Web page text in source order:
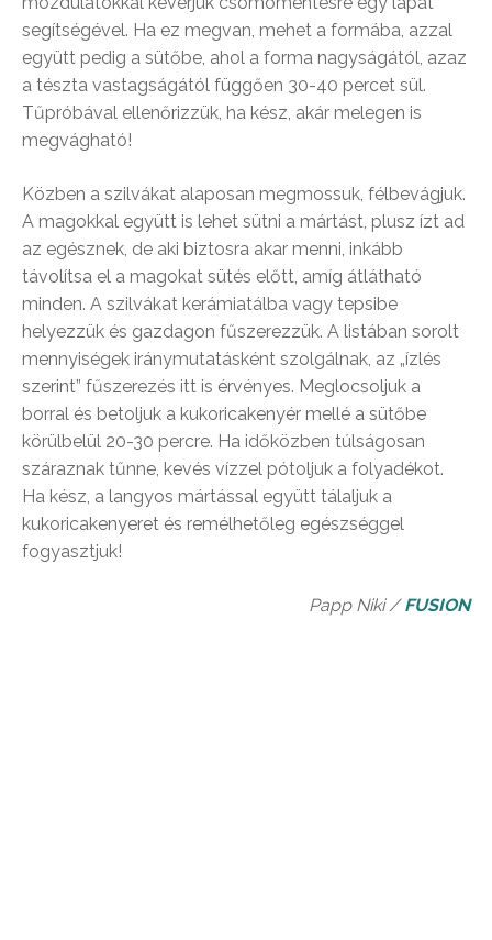
segítségével. Ha ez megvan, mehet a formába, azzal
együtt pedig a sütőbe, ahol a forma nagyságától, azaz
a tészta vastagságától függően 30-40 percet sül.
Tűpróbával ellenőrizzük, ha kész, akár melegen is
megvágható!
Közben a szilvákat alaposan megmossuk, félbevágjuk.
A magokkal együtt is lehet sütni a mártást, plusz ízt ad
az egésznek, de aki biztosra akar menni, inkább
távolítsa el a magokat sütés előtt, amíg átlátható
minden. A szilvákat kerámiatálba vagy tepsibe
helyezzük és gazdagon fűszerezzük. A listában sorolt
mennyiségek iránymutatásként szolgálnak, az „ízlés
szerint” fűszerezés itt is érvényes. Meglocsoljuk a
borral és betoljuk a kukoricakenyér mellé a sütőbe
körülbelül 20-30 percre. Ha időközben túlságosan
száraznak tűnne, kevés vízzel pótoljuk a folyadékot.
Ha kész, a langyos mártással együtt tálaljuk a
kukoricakenyeret és remélhetőleg egészséggel
fogyasztjuk!
Papp Niki /FUSION